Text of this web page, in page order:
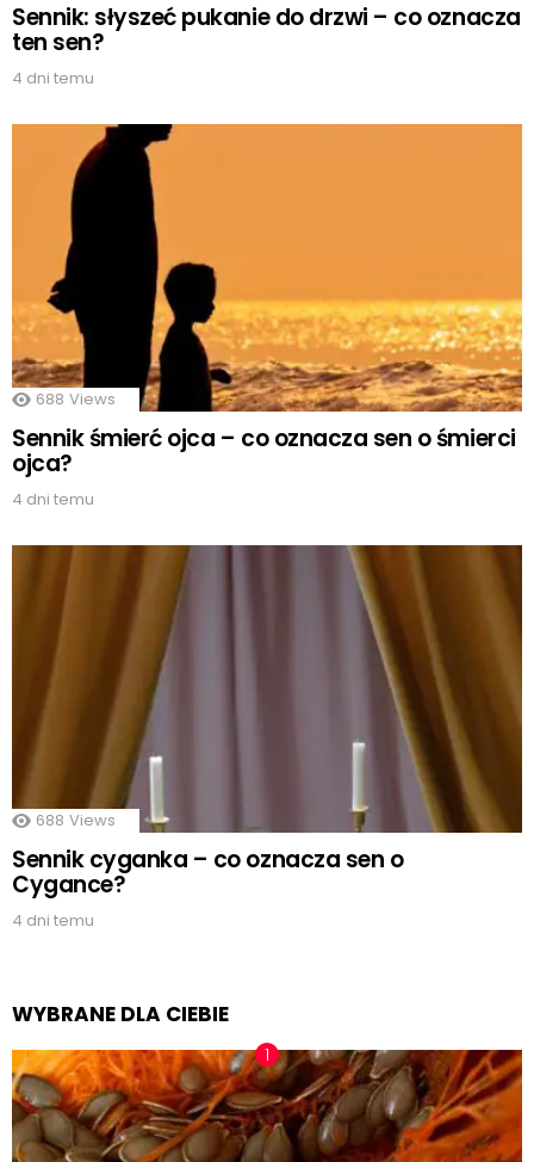
Sennik: słyszeć pukanie do drzwi – co oznacza
ten sen?
4 dni temu
688 Views
Sennik śmierć ojca – co oznacza sen o śmierci
ojca?
4 dni temu
688 Views
Sennik cyganka – co oznacza sen o
Cygance?
4 dni temu
WYBRANE DLA CIEBIE